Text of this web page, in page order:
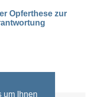
um Ihnen
Opferthese zur